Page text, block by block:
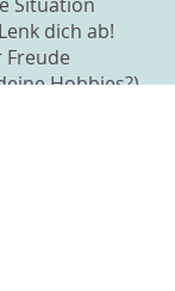
dich ab!
Freude
Hobbies?)